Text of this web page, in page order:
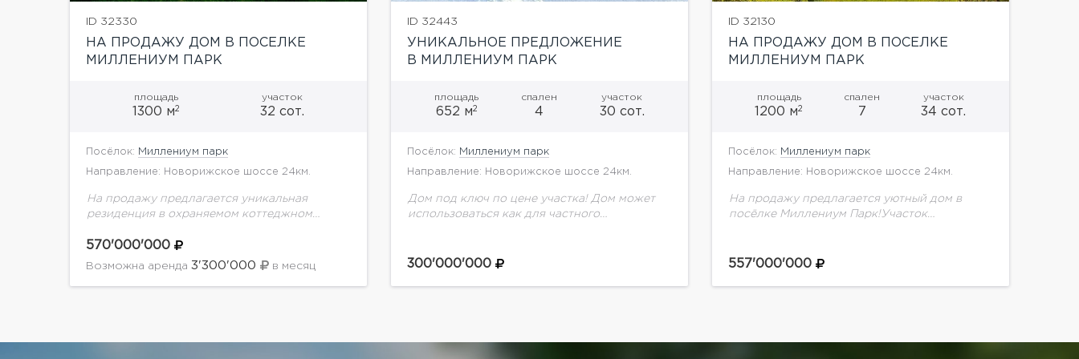
ID 32330
НА ПРОДАЖУ ДОМ В ПОСЕЛКЕ
МИЛЛЕНИУМ ПАРК
площадь
1300 м2
участок
32 сот.
Посёлок: Миллениум парк
Направление: Новорижское шоссе 24км.
На продажу предлагается уникальная
резиденция в охраняемом коттеджном
1 уровень: холл, гардеробная. с/у, кухня
(основная кухня + столовая + закрытая
570'000'000
Возможна аренда 3'300'000 в месяц
ID 32443
УНИКАЛЬНОЕ ПРЕДЛОЖЕНИЕ
В МИЛЛЕНИУМ ПАРК
площадь
652 м2
спален
4
участок
30 сот.
Посёлок: Миллениум парк
Направление: Новорижское шоссе 24км.
Дом под ключ по цене участка! Дом может
использоваться как для частного
общих зон вмещает 4 спальни и 4...
300'000'000
ID 32130
НА ПРОДАЖУ ДОМ В ПОСЕЛКЕ
МИЛЛЕНИУМ ПАРК
площадь
1200 м2
спален
7
участок
34 сот.
Посёлок: Миллениум парк
Направление: Новорижское шоссе 24км.
На продажу предлагается уютный дом в
посёлке Миллениум Парк!Участок
наличия каналов, парков и прудов,
557'000'000